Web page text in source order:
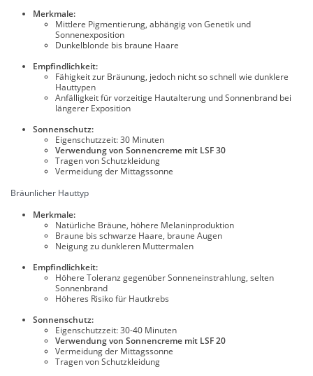
Merkmale:
Mittlere Pigmentierung, abhängig von Genetik und
Sonnenexposition
Dunkelblonde bis braune Haare
Empfindlichkeit:
Fähigkeit zur Bräunung, jedoch nicht so schnell wie dunklere
Hauttypen
Anfälligkeit für vorzeitige Hautalterung und Sonnenbrand bei
längerer Exposition
Sonnenschutz:
Eigenschutzzeit: 30 Minuten
Verwendung von Sonnencreme mit LSF 30
Tragen von Schutzkleidung
Vermeidung der Mittagssonne
Bräunlicher Hauttyp
Merkmale:
Natürliche Bräune, höhere Melaninproduktion
Braune bis schwarze Haare, braune Augen
Neigung zu dunkleren Muttermalen
Empfindlichkeit:
Höhere Toleranz gegenüber Sonneneinstrahlung, selten
Sonnenbrand
Höheres Risiko für Hautkrebs
Sonnenschutz:
Eigenschutzzeit: 30-40 Minuten
Verwendung von Sonnencreme mit LSF 20
Vermeidung der Mittagssonne
Tragen von Schutzkleidung